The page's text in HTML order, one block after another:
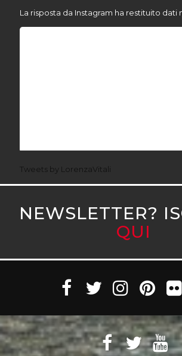
La risposta da Instagram ha restituito dati
Tweets by LorenzaVitali
NEWSLETTER?
QUI